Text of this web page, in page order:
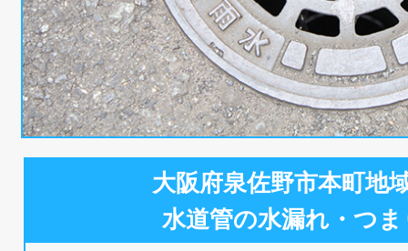
大阪府泉佐野市本町地
水道管の水漏れ・つ